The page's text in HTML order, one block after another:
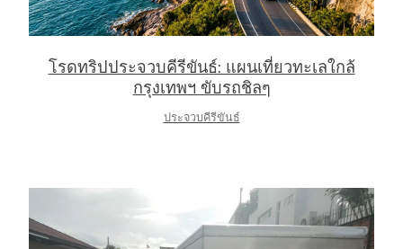
โรดทริปประจวบคีรีขันธ์: แผนเที่ยวทะเลใกล้
กรุงเทพฯ ขับรถชิลๆ
ประจวบคีรีขันธ์